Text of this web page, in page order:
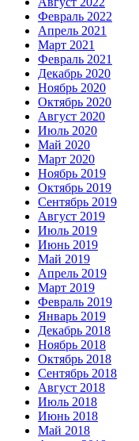
Февраль 2022
Апрель 2021
Март 2021
Февраль 2021
Декабрь 2020
Ноябрь 2020
Октябрь 2020
Август 2020
Июль 2020
Май 2020
Март 2020
Ноябрь 2019
Октябрь 2019
Сентябрь 2019
Август 2019
Июль 2019
Июнь 2019
Май 2019
Апрель 2019
Март 2019
Февраль 2019
Январь 2019
Декабрь 2018
Ноябрь 2018
Октябрь 2018
Сентябрь 2018
Август 2018
Июль 2018
Июнь 2018
Май 2018